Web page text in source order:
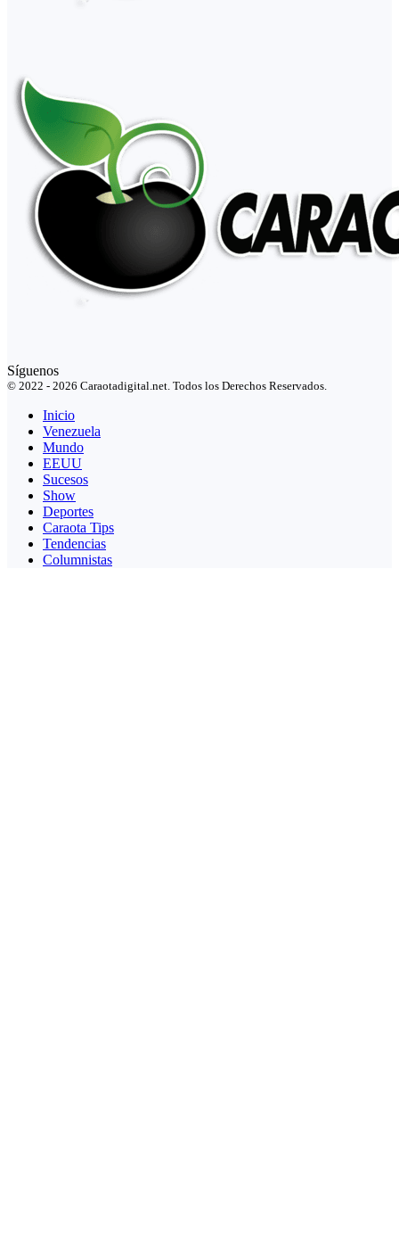
Síguenos
© 2022 - 2026 Caraotadigital.net. Todos los Derechos Reservados.
Inicio
Venezuela
Mundo
EEUU
Sucesos
Show
Deportes
Caraota Tips
Tendencias
Columnistas